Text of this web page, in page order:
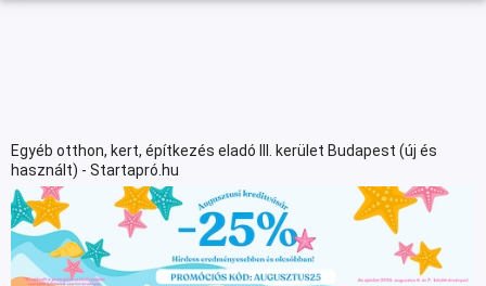
Egyéb otthon, kert, építkezés eladó III. kerület Budapest (új és
használt) - Startapró.hu